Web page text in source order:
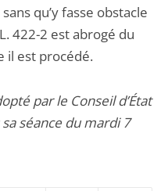
qu’y fasse obstacle
422-2 est abrogé du
il est procédé.
par le Conseil d’État
séance du mardi 7